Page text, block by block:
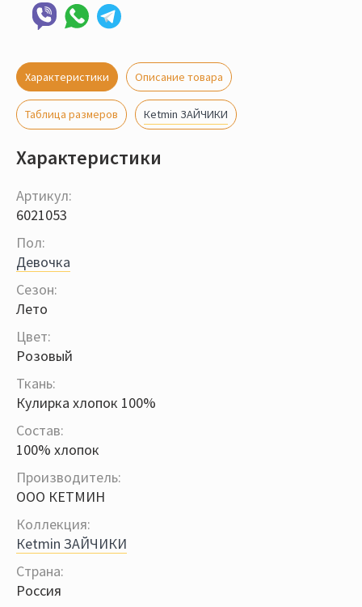
Характеристики Описание товара
Таблица размеров Кetmin ЗАЙЧИКИ
Характеристики
Артикул:
6021053
Пол:
Девочка
Сезон:
Лето
Цвет:
Розовый
Ткань:
Кулирка хлопок 100%
Состав:
100% хлопок
Производитель:
ООО КЕТМИН
Коллекция:
Кetmin ЗАЙЧИКИ
Страна:
Россия